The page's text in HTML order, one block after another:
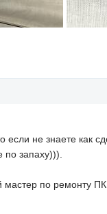
если не знаете как
запаху))).
по ремонту ПК,